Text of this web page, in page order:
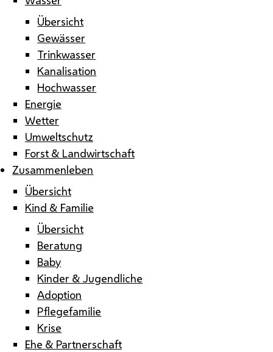
Übersicht
Gewässer
Trinkwasser
Kanalisation
Hochwasser
Energie
Wetter
Umweltschutz
Forst & Landwirtschaft
Zusammenleben
Übersicht
Kind & Familie
Übersicht
Beratung
Baby
Kinder & Jugendliche
Adoption
Pflegefamilie
Krise
Ehe & Partnerschaft